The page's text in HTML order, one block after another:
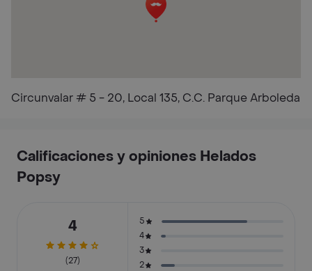
Circunvalar # 5 - 20, Local 135, C.C. Parque Arboleda
Calificaciones y opiniones Helados
Popsy
4
(27)
5
4
3
2